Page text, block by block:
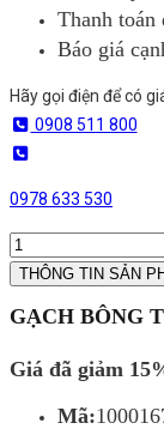
Báo giá
Hãy gọi điện để có
0908 511 800
0978 633 530
THÔNG TIN SẢN
GẠCH BÔNG
Giá đã giảm
Mã: